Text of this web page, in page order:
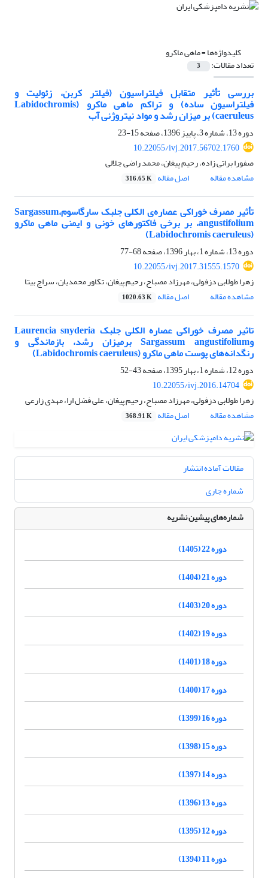
کلیدواژه‌ها =ماهی ماکرو
تعداد مقالات: 3
بررسی تأثیر متقابل فیلتراسیون (فیلتر کربن‏، زئولیت و
فیلتراسیون ساده) و تراکم ماهی ماکرو (Labidochromis
caeruleus) بر میزان رشد و مواد نیتروژنی آب
دوره 13، شماره 3، پاییز 1396، صفحه
15-23
10.22055/ivj.2017.56702.1760
صفورا براتی زاده، رحیم پیغان، محمد راضی جلالی
مشاهده مقاله
اصل مقاله 316.65 K
تأثیر مصرف خوراکی عصاره‌ی الکلی جلبک سارگاسوم،Sargassum
angustifolium، بر برخی فاکتورهای خونی و ایمنی ماهی ماکرو
(Labidochromis caeruleus)
دوره 13، شماره 1، بهار 1396، صفحه
68-77
10.22055/ivj.2017.31555.1570
زهرا طولابی دزفولی، مهرزاد مصباح، رحیم پیغان، تکاور محمدیان، سراج بیتا
مشاهده مقاله
اصل مقاله 1020.63 K
تاثیر مصرف خوراکی عصاره الکلی جلبک Laurencia snyderia
وSargassum angustifolium برمیزان رشد، بازماندگی و
رنگدانه‌های پوست ماهی ماکرو (Labidochromis caeruleus)
دوره 12، شماره 1، بهار 1395، صفحه
43-52
10.22055/ivj.2016.14704
زهرا طولابی دزفولی، مهرزاد مصباح، رحیم پیغان، علی فضل ارا، مهدی زارعی
مشاهده مقاله
اصل مقاله 368.91 K
مقالات آماده انتشار
شماره جاری
شماره‌های پیشین نشریه
دوره 22 (1405)
دوره 21 (1404)
دوره 20 (1403)
دوره 19 (1402)
دوره 18 (1401)
دوره 17 (1400)
دوره 16 (1399)
دوره 15 (1398)
دوره 14 (1397)
دوره 13 (1396)
دوره 12 (1395)
دوره 11 (1394)